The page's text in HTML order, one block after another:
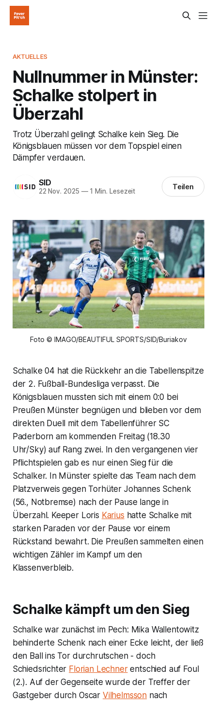
AKTUELLES
Nullnummer in Münster:
Schalke stolpert in
Überzahl
Trotz Überzahl gelingt Schalke kein Sieg. Die
Königsblauen müssen vor dem Topspiel einen
Dämpfer verdauen.
SID
22 Nov. 2025 —1 Min. Lesezeit Teilen
Foto © IMAGO/BEAUTIFUL SPORTS/SID/Buriakov
Schalke 04 hat die Rückkehr an die Tabellenspitze
der 2. Fußball-Bundesliga verpasst. Die
Königsblauen mussten sich mit einem 0:0 bei
Preußen Münster begnügen und blieben vor dem
direkten Duell mit dem Tabellenführer SC
Paderborn am kommenden Freitag (18.30
Uhr/Sky) auf Rang zwei. In den vergangenen vier
Pflichtspielen gab es nur einen Sieg für die
Schalker. In Münster spielte das Team nach dem
Platzverweis gegen Torhüter Johannes Schenk
(56., Notbremse) nach der Pause lange in
Überzahl. Keeper Loris Karius hatte Schalke mit
starken Paraden vor der Pause vor einem
Rückstand bewahrt. Die Preußen sammelten einen
wichtigen Zähler im Kampf um den
Klassenverbleib.
Schalke kämpft um den Sieg
Schalke war zunächst im Pech: Mika Wallentowitz
behinderte Schenk nach einer Ecke leicht, der ließ
den Ball ins Tor durchrutschen - doch
Schiedsrichter Florian Lechnerentschied auf Foul
(2.). Auf der Gegenseite wurde der Treffer der
Gastgeber durch Oscar Vilhelmsson nach